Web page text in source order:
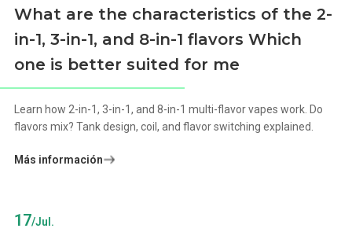
What are the characteristics of the 2-
in-1, 3-in-1, and 8-in-1 flavors Which
one is better suited for me
Learn how 2-in-1, 3-in-1, and 8-in-1 multi-flavor vapes work. Do
flavors mix? Tank design, coil, and flavor switching explained.
Más información
17/Jul.